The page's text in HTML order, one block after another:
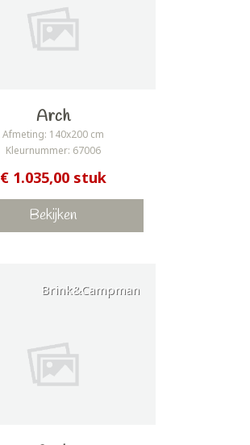
Arch
Afmeting: 140x200 cm
Kleurnummer: 67006
€ 1.035,00 stuk
Bekijken
Brink&Campman